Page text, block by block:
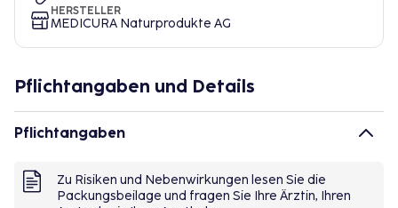
HERSTELLER
MEDICURA Naturprodukte AG
Pflichtangaben und Details
Pflichtangaben
Zu Risiken und Nebenwirkungen lesen Sie die
Packungsbeilage und fragen Sie Ihre Ärztin, Ihren